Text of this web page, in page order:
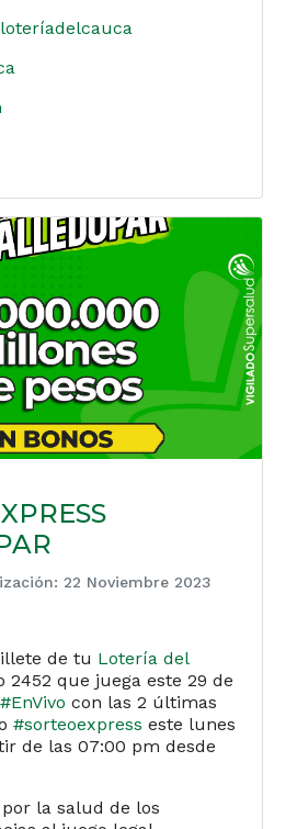
22 Noviembre 2023
de tu Lotería del
2452 que juega este 29 de
#EnVivo con las 2 últimas
#sorteoexpress este lunes
de las 07:00 pm desde
por la salud de los